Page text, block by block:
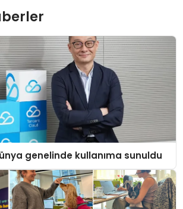
genelinde kullanıma sunuldu